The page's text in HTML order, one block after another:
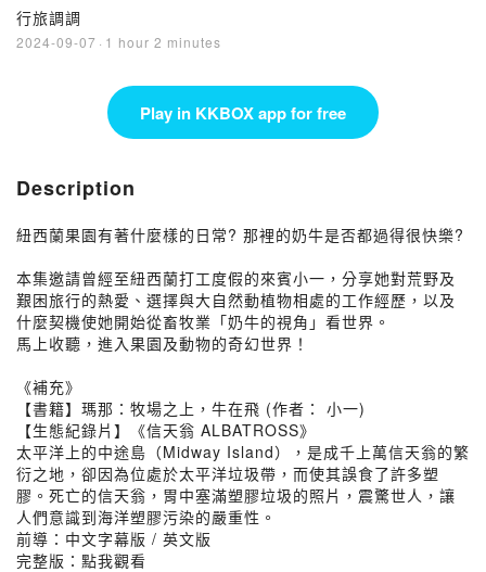
行旅調調
2024-09-07 · 1 hour 2 minutes
Play in KKBOX app for free
Description
紐西蘭果園有著什麼樣的日常? 那裡的奶牛是否都過得很快樂?
本集邀請曾經至紐西蘭打工度假的來賓小一，分享她對荒野及
艱困旅行的熱愛、選擇與大自然動植物相處的工作經歷，以及
什麼契機使她開始從畜牧業「奶牛的視角」看世界。
馬上收聽，進入果園及動物的奇幻世界！
《補充》
【書籍】瑪那：牧場之上，牛在飛 (作者： 小一)
【生態紀錄片】《信天翁 ALBATROSS》
太平洋上的中途島（Midway Island），是成千上萬信天翁的繁
衍之地，卻因為位處於太平洋垃圾帶，而使其誤食了許多塑
膠。死亡的信天翁，胃中塞滿塑膠垃圾的照片，震驚世人，讓
人們意識到海洋塑膠污染的嚴重性。
前導：中文字幕版 / 英文版
完整版：點我觀看